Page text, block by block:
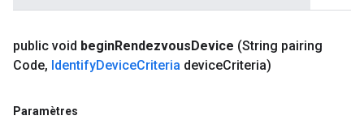
public void beginRendezvousDevice (String pairing
Code, IdentifyDeviceCriteria deviceCriteria)
Paramètres